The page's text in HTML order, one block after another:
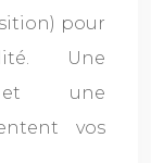
pour
Une
et une
vos